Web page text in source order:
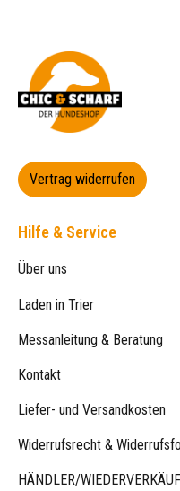
Vertrag widerrufen
Hilfe & Service
Über uns
Laden in Trier
Messanleitung & Beratung
Kontakt
Liefer- und Versandkosten
Widerrufsrecht &
HÄNDLER/